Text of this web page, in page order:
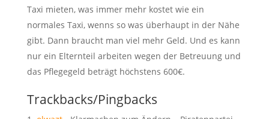
Taxi mieten, was immer mehr kostet wie ein
normales Taxi, wenns so was überhaupt in der Nähe
gibt. Dann braucht man viel mehr Geld. Und es kann
nur ein Elternteil arbeiten wegen der Betreuung und
das Pflegegeld beträgt höchstens 600€.
Trackbacks/Pingbacks